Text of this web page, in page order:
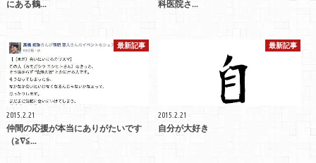
にある鶴... 科医院さ...
最新記事
2015.2.21
仲間の応援が本当にありがたいです
（≧∇≦...
最新記事
2015.2.21
自分が大好き